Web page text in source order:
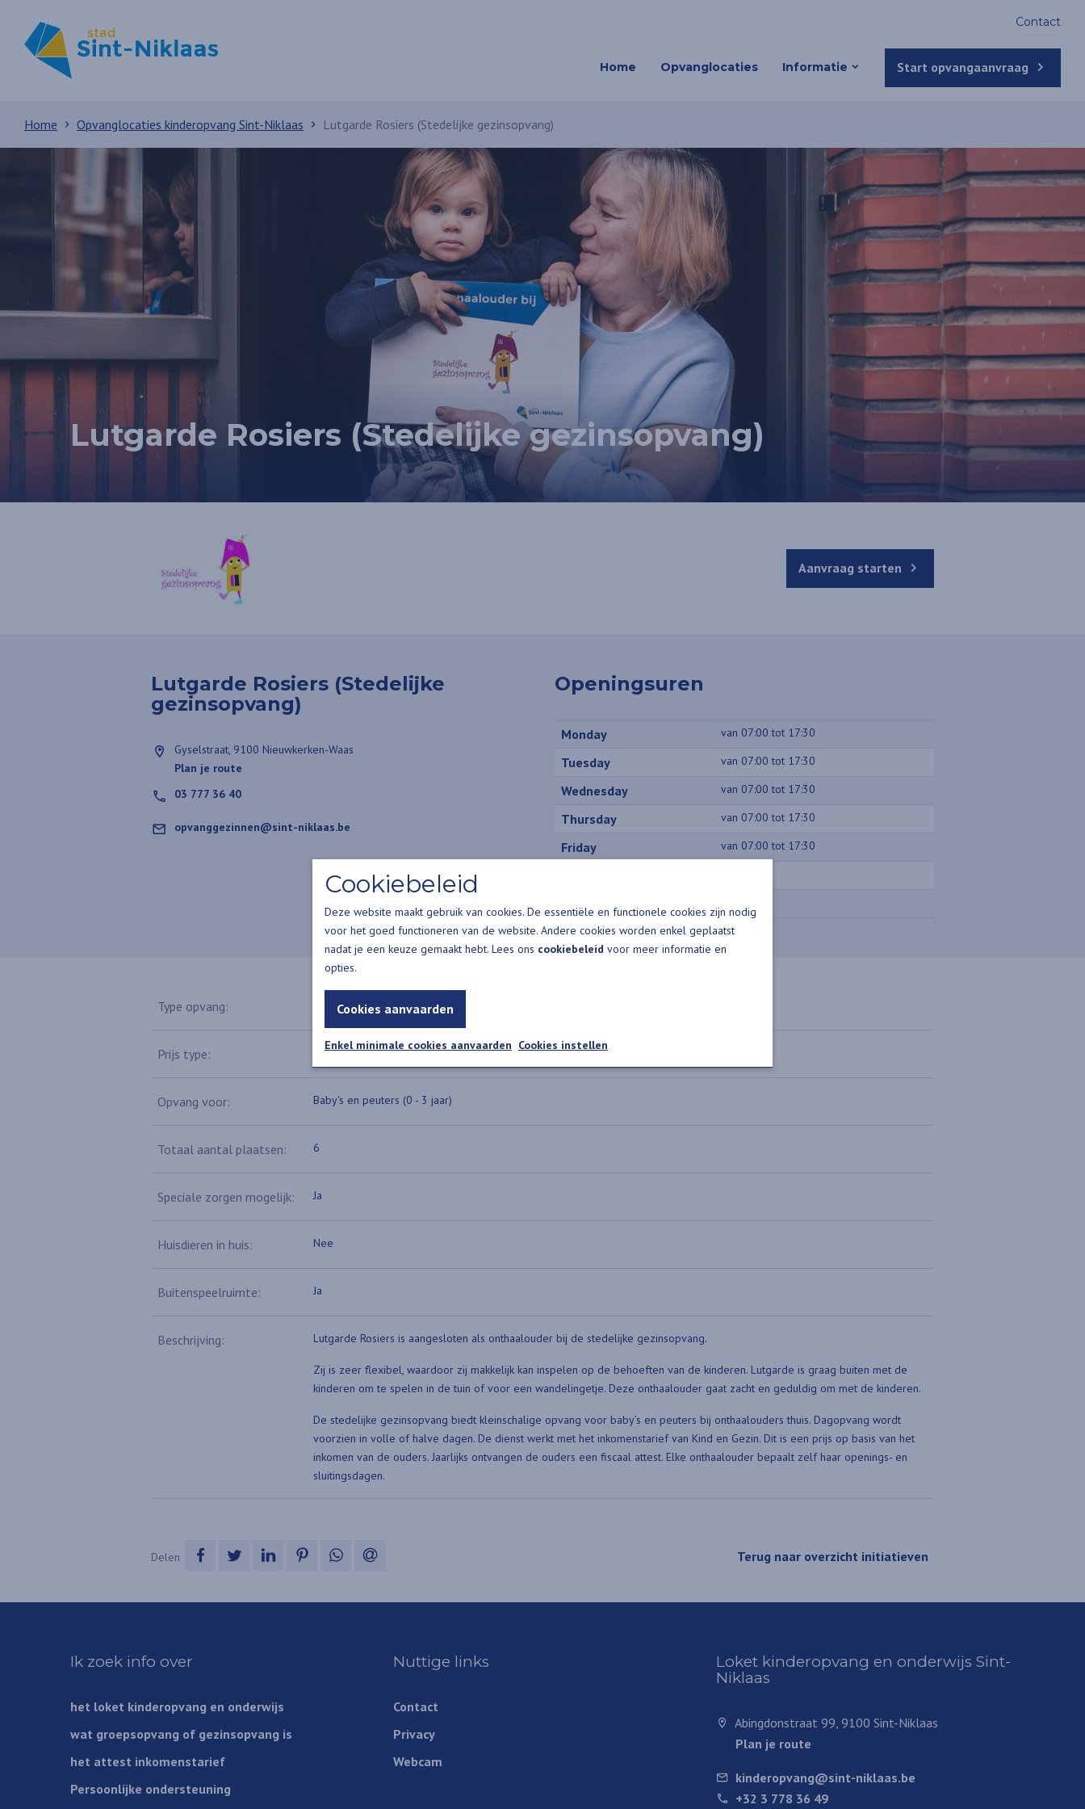
Home Opvanglocaties Informatie Start opvangaanvraag
Contact
Home Opvanglocaties kinderopvang Sint-Niklaas Lutgarde Rosiers (Stedelijke gezinsopvang)
Lutgarde Rosiers (Stedelijke gezinsopvang)
Aanvraag starten
Lutgarde Rosiers (Stedelijke
gezinsopvang)
Gyselstraat, 9100 Nieuwkerken-Waas
Plan je route
03 777 36 40
opvanggezinnen@sint-niklaas.be
Openingsuren
Monday van 07:00 tot 17:30
Tuesday van 07:00 tot 17:30
Wednesday van 07:00 tot 17:30
Thursday van 07:00 tot 17:30
Friday van 07:00 tot 17:30
Type opvang: Gezinsopvang
Prijs type: Prijs volgens inkomen
Opvang voor: Baby's en peuters (0 - 3 jaar)
Totaal aantal plaatsen: 6
Speciale zorgen mogelijk: Ja
Huisdieren in huis: Nee
Buitenspeelruimte: Ja
Beschrijving: Lutgarde Rosiers is aangesloten als onthaalouder bij de stedelijke gezinsopvang.
Zij is zeer flexibel, waardoor zij makkelijk kan inspelen op de behoeften van de kinderen. Lutgarde is graag buiten met de
kinderen om te spelen in de tuin of voor een wandelingetje. Deze onthaalouder gaat zacht en geduldig om met de kinderen.
De stedelijke gezinsopvang biedt kleinschalige opvang voor baby’s en peuters bij onthaalouders thuis. Dagopvang wordt
voorzien in volle of halve dagen. De dienst werkt met het inkomenstarief van Kind en Gezin. Dit is een prijs op basis van het
inkomen van de ouders. Jaarlijks ontvangen de ouders een fiscaal attest. Elke onthaalouder bepaalt zelf haar openings- en
sluitingsdagen.
Delen op Facebookop Twitterop LinkedInop Pinterestop WhatsApp Terug naar overzicht initiatieven
Ik zoek info over
het loket kinderopvang en onderwijs
wat groepsopvang of gezinsopvang is
het attest inkomenstarief
Persoonlijke ondersteuning
Nuttige links
Contact
Privacy
Webcam
Loket kinderopvang en onderwijs Sint-
Niklaas
Abingdonstraat 99, 9100 Sint-Niklaas
Plan je route
kinderopvang@sint-niklaas.be
+32 3 778 36 49
Cookiebeleid
Deze website maakt gebruik van cookies. De essentiële en functionele cookies zijn nodig
voor het goed functioneren van de website. Andere cookies worden enkel geplaatst
nadat je een keuze gemaakt hebt. Lees ons cookiebeleid voor meer informatie en
opties.
Cookies aanvaarden
Enkel minimale cookies aanvaarden Cookies instellen